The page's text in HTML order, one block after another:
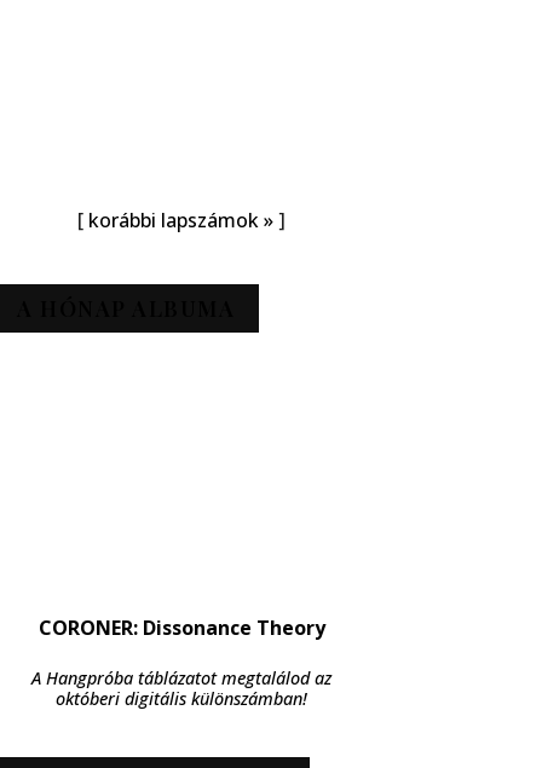
[ korábbi lapszámok »]
CORONER: Dissonance Theory
A Hangpróba táblázatot megtalálod az
októberi digitális különszámban!